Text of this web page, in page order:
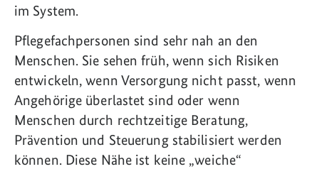
im System.
Pflegefachpersonen sind sehr nah an den
Menschen. Sie sehen früh, wenn sich Risiken
entwickeln, wenn Versorgung nicht passt, wenn
Angehörige überlastet sind oder wenn
Menschen durch rechtzeitige Beratung,
Prävention und Steuerung stabilisiert werden
können. Diese Nähe ist keine „weiche“